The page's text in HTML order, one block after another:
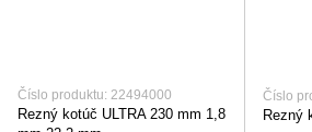
Číslo produktu: 22494000
Rezný kotúč ULTRA 230 mm 1,8
Číslo
Rezný